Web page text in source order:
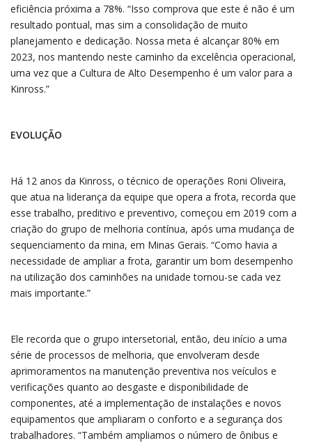
eficiência próxima a 78%. “Isso comprova que este é não é um
resultado pontual, mas sim a consolidação de muito
planejamento e dedicação. Nossa meta é alcançar 80% em
2023, nos mantendo neste caminho da excelência operacional,
uma vez que a Cultura de Alto Desempenho é um valor para a
Kinross.”
EVOLUÇÃO
Há 12 anos da Kinross, o técnico de operações Roni Oliveira,
que atua na liderança da equipe que opera a frota, recorda que
esse trabalho, preditivo e preventivo, começou em 2019 com a
criação do grupo de melhoria contínua, após uma mudança de
sequenciamento da mina, em Minas Gerais. “Como havia a
necessidade de ampliar a frota, garantir um bom desempenho
na utilização dos caminhões na unidade tornou-se cada vez
mais importante.”
Ele recorda que o grupo intersetorial, então, deu início a uma
série de processos de melhoria, que envolveram desde
aprimoramentos na manutenção preventiva nos veículos e
verificações quanto ao desgaste e disponibilidade de
componentes, até a implementação de instalações e novos
equipamentos que ampliaram o conforto e a segurança dos
trabalhadores. “Também ampliamos o número de ônibus e